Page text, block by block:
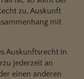
zu, Auskunft
mit
Auskunftsrecht in
jederzeit an
einen anderen